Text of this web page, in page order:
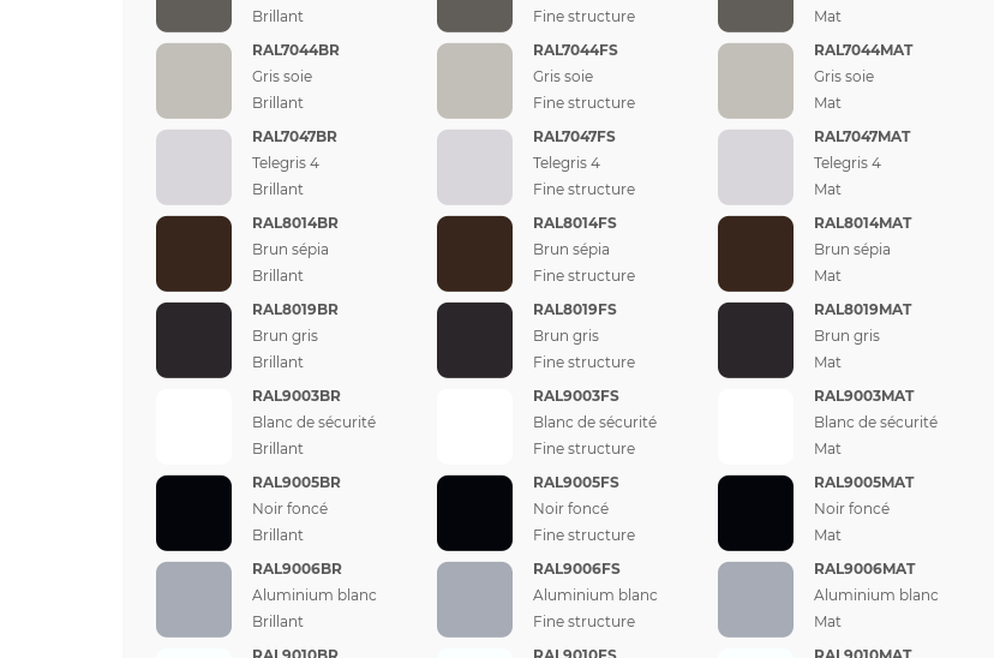
Brillant
Fine structure
Mat
RAL7044BR
Gris soie
Brillant
RAL7044FS
Gris soie
Fine structure
RAL7044MAT
Gris soie
Mat
RAL7047BR
Telegris 4
Brillant
RAL7047FS
Telegris 4
Fine structure
RAL7047MAT
Telegris 4
Mat
RAL8014BR
Brun sépia
Brillant
RAL8014FS
Brun sépia
Fine structure
RAL8014MAT
Brun sépia
Mat
RAL8019BR
Brun gris
Brillant
RAL8019FS
Brun gris
Fine structure
RAL8019MAT
Brun gris
Mat
RAL9003BR
Blanc de sécurité
Brillant
RAL9003FS
Blanc de sécurité
Fine structure
RAL9003MAT
Blanc de sécurité
Mat
RAL9005BR
Noir foncé
Brillant
RAL9005FS
Noir foncé
Fine structure
RAL9005MAT
Noir foncé
Mat
RAL9006BR
Aluminium blanc
Brillant
RAL9006FS
Aluminium blanc
Fine structure
RAL9006MAT
Aluminium blanc
Mat